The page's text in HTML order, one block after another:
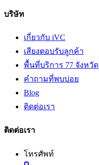
บริษัท
เกี่ยวกับ iVC
เสียงตอบรับลูกค้า
พื้นที่บริการ 77 จังหวัด
คำถามที่พบบ่อย
Blog
ติดต่อเรา
ติดต่อเรา
โทรศัพท์